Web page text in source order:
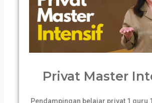
Privat Master
Pendampingan belajar privat 1 guru